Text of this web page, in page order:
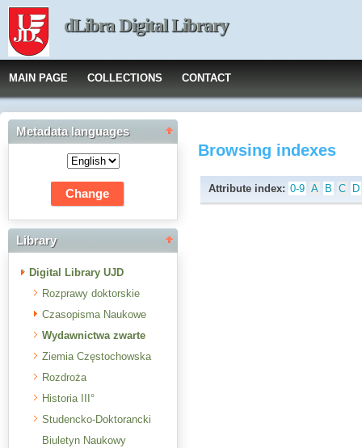
dLibra Digital Library
MAIN PAGE COLLECTIONS CONTACT
Metadata languages
Library
Digital Library UJD
Rozprawy doktorskie
Czasopisma Naukowe
Wydawnictwa zwarte
Ziemia Częstochowska
Rozdroża
Historia III°
Studencko-Doktorancki
Biuletyn Naukowy
Browsing indexes
Attribute index: 0-9 A B C D